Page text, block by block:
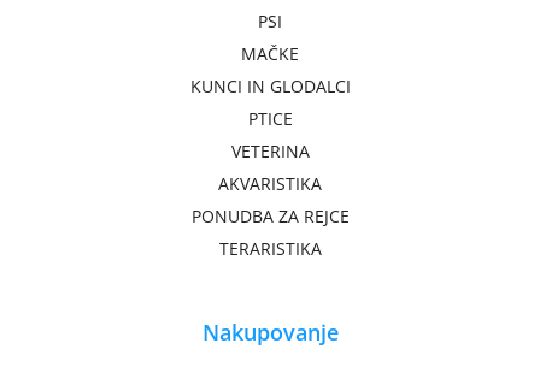
PSI
MAČKE
KUNCI IN GLODALCI
PTICE
VETERINA
AKVARISTIKA
PONUDBA ZA REJCE
TERARISTIKA
Nakupovanje